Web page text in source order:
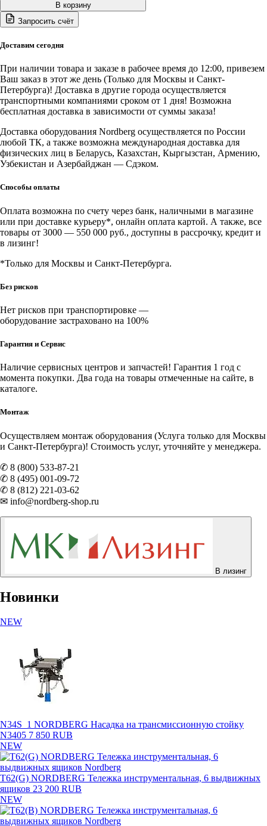
N3650A#PUMP(OLD)
Nordberg
в
для
N3650A
(OLD)
В корзину
Запросить счёт
Доставим сегодня
При наличии товара и заказе в рабочее время до 12:00, привезем
Ваш заказ в этот же день (Только для Москвы и Санкт-
Петербурга)! Доставка в другие города осуществляется
транспортными компаниями сроком от 1 дня! Возможна
бесплатная доставка в зависимости от суммы заказа!
Доставка оборудования Nordberg осуществляется по России
любой ТК, а также возможна международная доставка для
физических лиц в Беларусь, Казахстан, Кыргызстан, Армению,
Узбекистан и Азербайджан — Сдэком.
Способы оплаты
Оплата возможна по счету через банк, наличными в магазине
или при доставке курьеру*, онлайн оплата картой. А также, все
товары от 3000 — 550 000 руб., доступны в рассрочку, кредит и
в лизинг!
*Только для Москвы и Санкт-Петербурга.
Без рисков
Нет рисков при транспортировке —
оборудование застраховано на 100%
Гарантия и Сервис
Наличие сервисных центров и запчастей! Гарантия 1 год с
момента покупки. Два года на товары отмеченные на сайте, в
каталоге.
Монтаж
Осуществляем монтаж оборудования (Услуга только для Москвы
и Санкт-Петербурга)! Стоимость услуг, уточняйте у менеджера.
✆ 8 (800) 533-87-21
✆ 8 (495) 001-09-72
✆ 8 (812) 221-03-62
✉ info@nordberg-shop.ru
В лизинг
Новинки
NEW
N34S_1 NORDBERG Насадка на трансмиссионную стойку
N3405 7 850 RUB
NEW
T62(G) NORDBERG Тележка инструментальная, 6 выдвижных
ящиков 23 200 RUB
NEW